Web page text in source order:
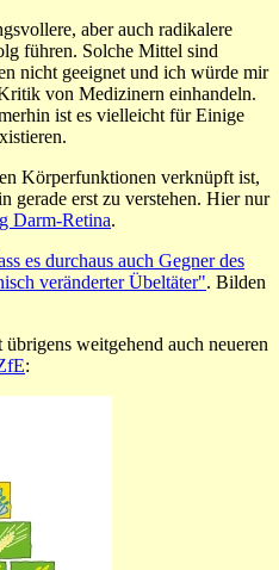
aber auch radikalere
führen. Solche Mittel sind
nicht geeignet und ich würde mir
von Medizinern einhandeln.
ist es vielleicht für Einige
Körperfunktionen verknüpft ist,
erst zu verstehen. Hier nur
Darm-Retina.
es durchaus auch Gegner des
veränderter Übeltäter". Bilden
weitgehend auch neueren
: